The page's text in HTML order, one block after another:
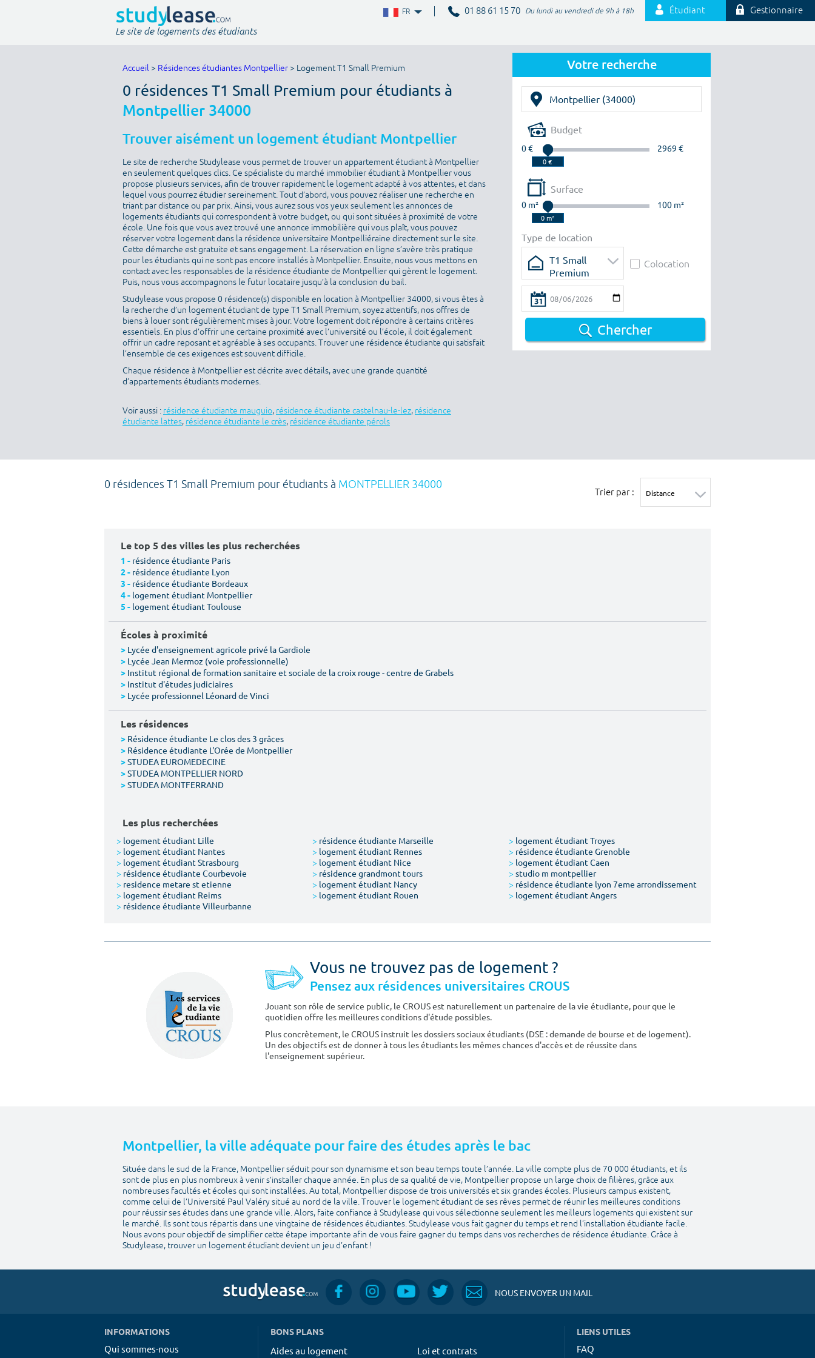
FR 01 88 61 15 70 Du lundi au vendredi de 9h à 18h Étudiant Gestionnaire
Le site de logements des étudiants
Votre recherche
Budget
0 € 2969 €
Surface
0 m² 100 m²
Type de location
T1 Small
Premium
Colocation
Chercher
Accueil > Résidences étudiantes Montpellier > Logement T1 Small Premium
0 résidences T1 Small Premium pour étudiants à
Montpellier 34000
Trouver aisément un logement étudiant Montpellier
Le site de recherche Studylease vous permet de trouver un appartement étudiant à Montpellier
en seulement quelques clics. Ce spécialiste du marché immobilier étudiant à Montpellier vous
propose plusieurs services, afin de trouver rapidement le logement adapté à vos attentes, et dans
lequel vous pourrez étudier sereinement. Tout d’abord, vous pouvez réaliser une recherche en
triant par distance ou par prix. Ainsi, vous aurez sous vos yeux seulement les annonces de
logements étudiants qui correspondent à votre budget, ou qui sont situées à proximité de votre
école. Une fois que vous avez trouvé une annonce immobilière qui vous plaît, vous pouvez
réserver votre logement dans la résidence universitaire Montpelliéraine directement sur le site.
Cette démarche est gratuite et sans engagement. La réservation en ligne s’avère très pratique
pour les étudiants qui ne sont pas encore installés à Montpellier. Ensuite, nous vous mettons en
contact avec les responsables de la résidence étudiante de Montpellier qui gèrent le logement.
Puis, nous vous accompagnons le futur locataire jusqu’à la conclusion du bail.
Studylease vous propose 0 résidence(s) disponible en location à Montpellier 34000, si vous êtes à
la recherche d’un logement étudiant de type T1 Small Premium, soyez attentifs, nos offres de
biens à louer sont régulièrement mises à jour. Votre logement doit répondre à certains critères
essentiels. En plus d’offrir une certaine proximité avec l’université ou l’école, il doit également
offrir un cadre reposant et agréable à ses occupants. Trouver une résidence étudiante qui satisfait
l’ensemble de ces exigences est souvent difficile.
Chaque résidence à Montpellier est décrite avec détails, avec une grande quantité
d’appartements étudiants modernes.
Voir aussi : résidence étudiante mauguio, résidence étudiante castelnau-le-lez, résidence
étudiante lattes, résidence étudiante le crès, résidence étudiante pérols
0 résidences T1 Small Premium pour étudiants à MONTPELLIER 34000
Trier par :
Le top 5 des villes les plus recherchées
1 - résidence étudiante Paris
2 - résidence étudiante Lyon
3 - résidence étudiante Bordeaux
4 - logement étudiant Montpellier
5 - logement étudiant Toulouse
Écoles à proximité
> Lycée d'enseignement agricole privé la Gardiole
> Lycée Jean Mermoz (voie professionnelle)
> Institut régional de formation sanitaire et sociale de la croix rouge - centre de Grabels
> Institut d'études judiciaires
> Lycée professionnel Léonard de Vinci
Les résidences
> Résidence étudiante Le clos des 3 grâces
> Résidence étudiante L'Orée de Montpellier
>STUDEA EUROMEDECINE
>STUDEA MONTPELLIER NORD
>STUDEA MONTFERRAND
Les plus recherchées
> logement étudiant Lille > résidence étudiante Marseille > logement étudiant Troyes
> logement étudiant Nantes > logement étudiant Rennes > résidence étudiante Grenoble
> logement étudiant Strasbourg > logement étudiant Nice > logement étudiant Caen
> résidence étudiante Courbevoie > résidence grandmont tours > studio m montpellier
> residence metare st etienne > logement étudiant Nancy > résidence étudiante lyon 7eme arrondissement
> logement étudiant Reims > logement étudiant Rouen > logement étudiant Angers
> résidence étudiante Villeurbanne
Vous ne trouvez pas de logement ?
Pensez aux résidences universitaires CROUS
Jouant son rôle de service public, le CROUS est naturellement un partenaire de la vie étudiante, pour que le
quotidien offre les meilleures conditions d'étude possibles.
Plus concrètement, le CROUS instruit les dossiers sociaux étudiants (DSE : demande de bourse et de logement).
Un des objectifs est de donner à tous les étudiants les mêmes chances d'accès et de réussite dans
l'enseignement supérieur.
Montpellier, la ville adéquate pour faire des études après le bac
Située dans le sud de la France, Montpellier séduit pour son dynamisme et son beau temps toute l’année. La ville compte plus de 70 000 étudiants, et ils
sont de plus en plus nombreux à venir s’installer chaque année. En plus de sa qualité de vie, Montpellier propose un large choix de filières, grâce aux
nombreuses facultés et écoles qui sont installées. Au total, Montpellier dispose de trois universités et six grandes écoles. Plusieurs campus existent,
comme celui de l’Université Paul Valéry situé au nord de la ville. Trouver le logement étudiant de ses rêves permet de réunir les meilleures conditions
pour réussir ses études dans une grande ville. Alors, faite confiance à Studylease qui vous sélectionne seulement les meilleurs logements qui existent sur
le marché. Ils sont tous répartis dans une vingtaine de résidences étudiantes. Studylease vous fait gagner du temps et rend l’installation étudiante facile.
Nous avons pour objectif de simplifier cette étape importante afin de vous faire gagner du temps dans vos recherches de résidence étudiante. Grâce à
Studylease, trouver un logement étudiant devient un jeu d’enfant !
NOUS ENVOYER UN MAIL
INFORMATIONS
Qui sommes-nous
BONS PLANS
Aides au logement Loi et contrats
LIENS UTILES
FAQ